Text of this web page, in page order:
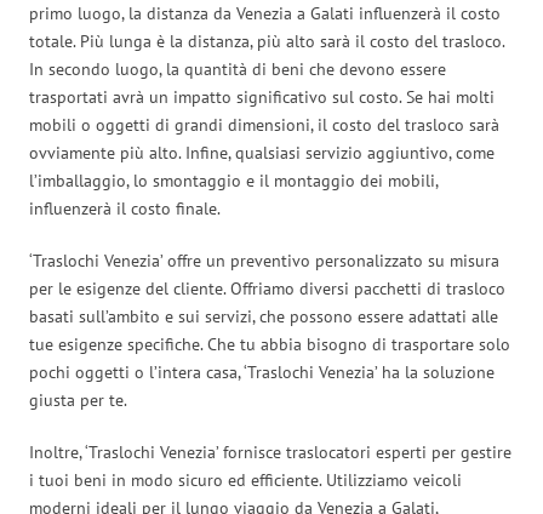
primo luogo, la distanza da Venezia a Galati influenzerà il costo
totale. Più lunga è la distanza, più alto sarà il costo del trasloco.
In secondo luogo, la quantità di beni che devono essere
trasportati avrà un impatto significativo sul costo. Se hai molti
mobili o oggetti di grandi dimensioni, il costo del trasloco sarà
ovviamente più alto. Infine, qualsiasi servizio aggiuntivo, come
l’imballaggio, lo smontaggio e il montaggio dei mobili,
influenzerà il costo finale.
‘Traslochi Venezia’ offre un preventivo personalizzato su misura
per le esigenze del cliente. Offriamo diversi pacchetti di trasloco
basati sull’ambito e sui servizi, che possono essere adattati alle
tue esigenze specifiche. Che tu abbia bisogno di trasportare solo
pochi oggetti o l’intera casa, ‘Traslochi Venezia’ ha la soluzione
giusta per te.
Inoltre, ‘Traslochi Venezia’ fornisce traslocatori esperti per gestire
i tuoi beni in modo sicuro ed efficiente. Utilizziamo veicoli
moderni ideali per il lungo viaggio da Venezia a Galati,